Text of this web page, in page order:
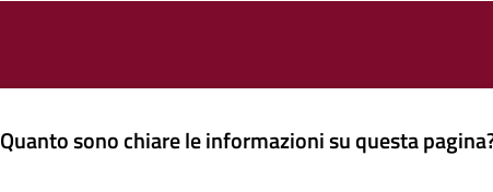
Quanto sono chiare le informazioni su questa